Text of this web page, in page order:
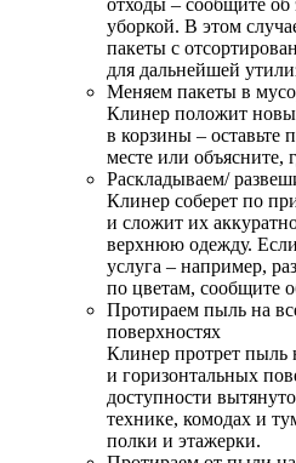
уборкой. В этом
пакеты с
для дальнейшей
Меняем пакеты в
Клинер положит
в корзины – оставьте
месте или объясните,
Раскладываем/
Клинер соберет по
и сложит их
верхнюю одежду. Если
услуга – например,
по цветам, сообщите
Протираем пыль на
поверхностях
Клинер протрет пыль
и горизонтальных
доступности
технике, комодах и
полки и этажерки.